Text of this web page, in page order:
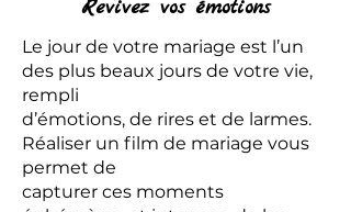
Revivez vos émotions
Le jour de votre mariage est l’un
des plus beaux jours de votre vie,
rempli
d’émotions, de rires et de larmes.
Réaliser un film de mariage vous
permet de
capturer ces moments